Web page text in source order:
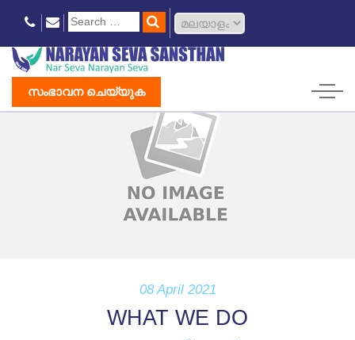
സംഭാവന ചെയ്യുക
08 April 2021
WHAT WE DO